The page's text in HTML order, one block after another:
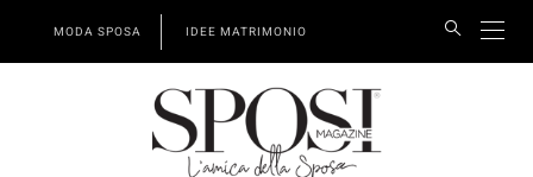
MODA SPOSA IDEE MATRIMONIO